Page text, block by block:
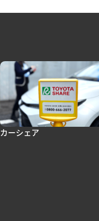
カーシェア